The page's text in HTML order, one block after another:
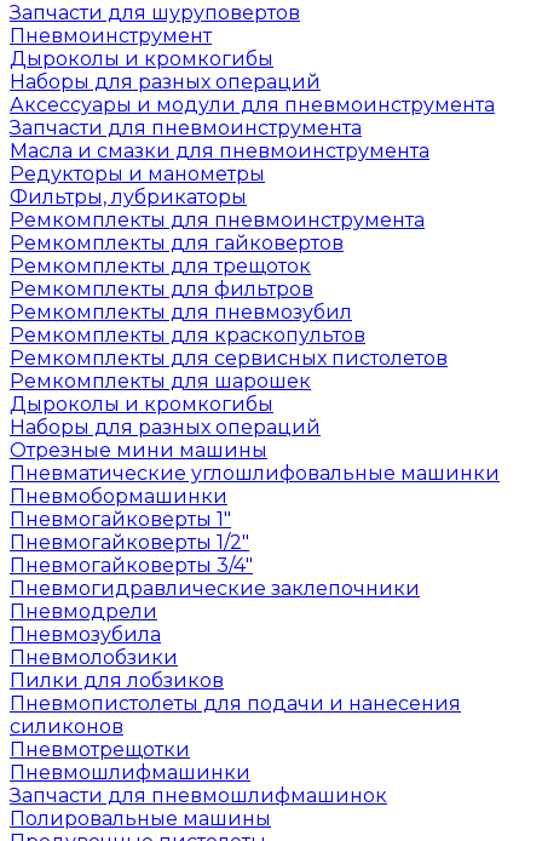
Запчасти для шуруповертов
Пневмоинструмент
Дыроколы и кромкогибы
Наборы для разных операций
Аксессуары и модули для пневмоинструмента
Запчасти для пневмоинструмента
Масла и смазки для пневмоинструмента
Редукторы и манометры
Фильтры, лубрикаторы
Ремкомплекты для пневмоинструмента
Ремкомплекты для гайковертов
Ремкомплекты для трещоток
Ремкомплекты для фильтров
Ремкомплекты для пневмозубил
Ремкомплекты для краскопультов
Ремкомплекты для сервисных пистолетов
Ремкомплекты для шарошек
Дыроколы и кромкогибы
Наборы для разных операций
Отрезные мини машины
Пневматические углошлифовальные машинки
Пневмобормашинки
Пневмогайковерты 1"
Пневмогайковерты 1/2"
Пневмогайковерты 3/4"
Пневмогидравлические заклепочники
Пневмодрели
Пневмозубила
Пневмолобзики
Пилки для лобзиков
Пневмопистолеты для подачи и нанесения
силиконов
Пневмотрещотки
Пневмошлифмашинки
Запчасти для пневмошлифмашинок
Полировальные машины